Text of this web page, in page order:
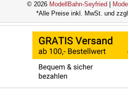
© 2026 ModellBahn-Seyfried
*Alle Preise inkl. MwSt. und